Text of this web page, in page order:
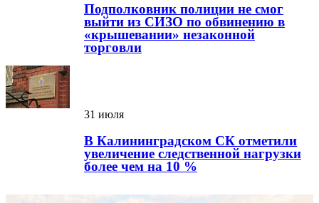
Подполковник полиции не смог
выйти из СИЗО по обвинению в
«крышевании» незаконной
торговли
31 июля
В Калининградском СК отметили
увеличение следственной нагрузки
более чем на 10 %